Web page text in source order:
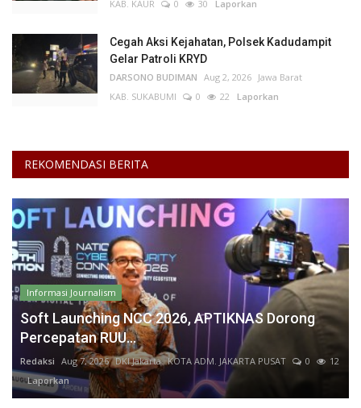
Perempuan/Anak
KAB. KAUR
0 30 Laporkan
Cegah Aksi Kejahatan, Polsek Kadudampit
Gelar Patroli KRYD
DARSONO BUDIMAN Aug 2, 2026 Jawa Barat
KAB. SUKABUMI
0 22 Laporkan
REKOMENDASI BERITA
Informasi Journalism
Soft Launching NCC 2026, APTIKNAS Dorong
Percepatan RUU...
Redaksi Aug 7, 2026 DKI Jakarta KOTA ADM. JAKARTA PUSAT 0
12
Laporkan